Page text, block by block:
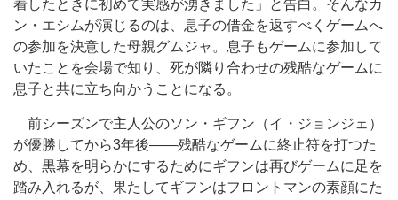
着したときに初めて実感が湧きました」と告白。そんなカ
ン・エシムが演じるのは、息子の借金を返すべくゲームへ
の参加を決意した母親グムジャ。息子もゲームに参加して
いたことを会場で知り、死が隣り合わせの残酷なゲームに
息子と共に立ち向かうことになる。
前シーズンで主人公のソン・ギフン（イ・ジョンジェ）
が優勝してから3年後――残酷なゲームに終止符を打つた
め、黒幕を明らかにするためにギフンは再びゲームに足を
踏み入れるが、果たしてギフンはフロントマンの素顔にた